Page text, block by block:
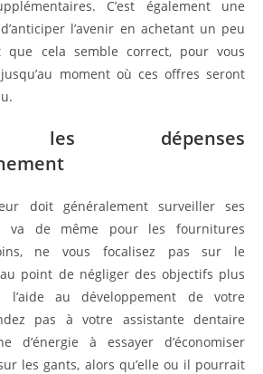
C’est également une
l’avenir en achetant un peu
que cela semble correct, pour vous
moment où ces offres seront
les dépenses
doit généralement surveiller ses
va de même pour les fournitures
ne vous focalisez pas sur le
point de négliger des objectifs plus
l’aide au développement de votre
pas à votre assistante dentaire
d’énergie à essayer d’économiser
les gants, alors qu’elle ou il pourrait